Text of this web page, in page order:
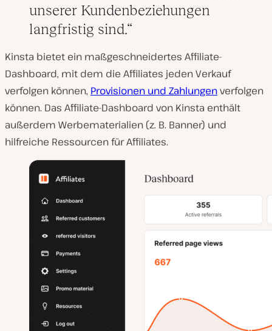
unserer Kundenbeziehungen
langfristig sind.
Kinsta bietet ein maßgeschneidertes Affiliate-
Dashboard, mit dem die Affiliates jeden Verkauf
verfolgen können, Provisionen und Zahlungenverfolgen
können. Das Affiliate-Dashboard von Kinsta enthält
außerdem Werbematerialien (z. B. Banner) und
hilfreiche Ressourcen für Affiliates.